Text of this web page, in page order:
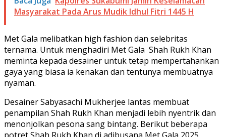
Masyarakat Pada Arus Mudik Idhul Fitri 1445 H
Met Gala melibatkan high fashion dan selebritas
ternama. Untuk menghadiri Met Gala Shah Rukh Khan
meminta kepada desainer untuk tetap mempertahankan
gaya yang biasa ia kenakan dan tentunya membuatnya
nyaman.
Desainer Sabyasachi Mukherjee lantas membuat
penampilan Shah Rukh Khan menjadi lebih nyentrik dan
menonjolkan pesona sang bintang. Berikut beberapa